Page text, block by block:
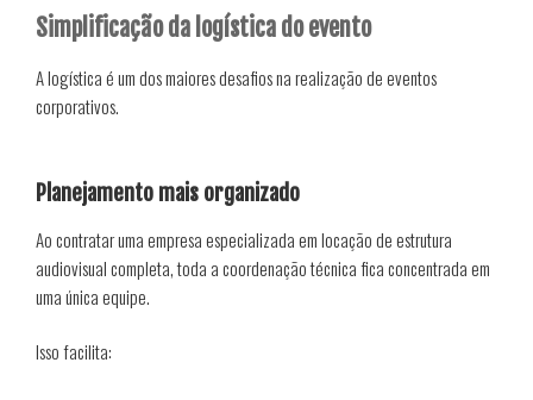
Simplificação da logística do evento
A logística é um dos maiores desafios na realização de eventos
corporativos.
Planejamento mais organizado
Ao contratar uma empresa especializada em locação de estrutura
audiovisual completa, toda a coordenação técnica fica concentrada em
uma única equipe.
Isso facilita: